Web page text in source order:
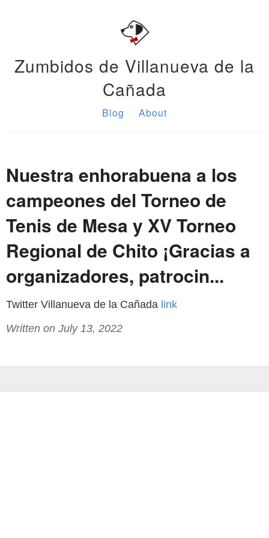
Zumbidos de Villanueva de la
Cañada
Blog About
Nuestra enhorabuena a los
campeones del Torneo de
Tenis de Mesa y XV Torneo
Regional de Chito ¡Gracias a
organizadores, patrocin...
Twitter Villanueva de la Cañada link
Written on July 13, 2022